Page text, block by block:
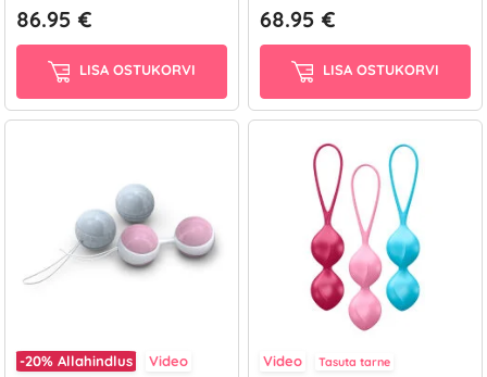
86.95 €
LISA OSTUKORVI
68.95 €
LISA OSTUKORVI
-20% Allahindlus Video Video Tasuta tarne